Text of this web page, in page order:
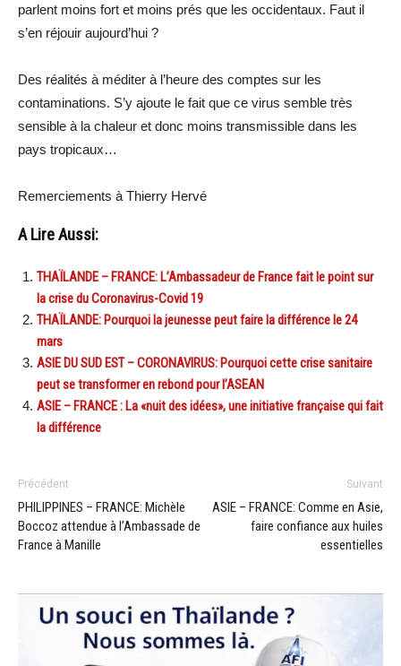
parlent moins fort et moins prés que les occidentaux. Faut il
s’en réjouir aujourd’hui ?
Des réalités à méditer à l’heure des comptes sur les
contaminations. S’y ajoute le fait que ce virus semble très
sensible à la chaleur et donc moins transmissible dans les
pays tropicaux…
Remerciements à Thierry Hervé
A Lire Aussi:
THAÏLANDE – FRANCE: L’Ambassadeur de France fait le point sur
la crise du Coronavirus-Covid 19
THAÏLANDE: Pourquoi la jeunesse peut faire la différence le 24
mars
ASIE DU SUD EST – CORONAVIRUS: Pourquoi cette crise sanitaire
peut se transformer en rebond pour l’ASEAN
ASIE – FRANCE : La «nuit des idées», une initiative française qui fait
la différence
Précédent
PHILIPPINES – FRANCE: Michèle
Boccoz attendue à l’Ambassade de
France à Manille
Suivant
ASIE – FRANCE: Comme en Asie,
faire confiance aux huiles
essentielles